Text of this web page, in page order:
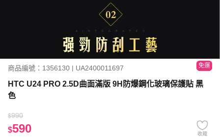
商品編號：1356130 | UA2400011697 免運
HTC U24 PRO 2.5D曲面滿版 9H防爆鋼化玻璃保護貼 黑
色
$990
$590 收藏